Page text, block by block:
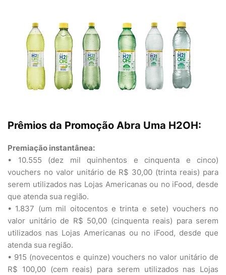
Prêmios da Promoção Abra Uma H2OH:
Premiação instantânea:
• 10.555 (dez mil quinhentos e cinquenta e cinco)
vouchers no valor unitário de R$ 30,00 (trinta reais) para
serem utilizados nas Lojas Americanas ou no iFood, desde
que atenda sua região.
• 1.837 (um mil oitocentos e trinta e sete) vouchers no
valor unitário de R$ 50,00 (cinquenta reais) para serem
utilizados nas Lojas Americanas ou no iFood, desde que
atenda sua região.
• 915 (novecentos e quinze) vouchers no valor unitário de
R$ 100,00 (cem reais) para serem utilizados nas Lojas